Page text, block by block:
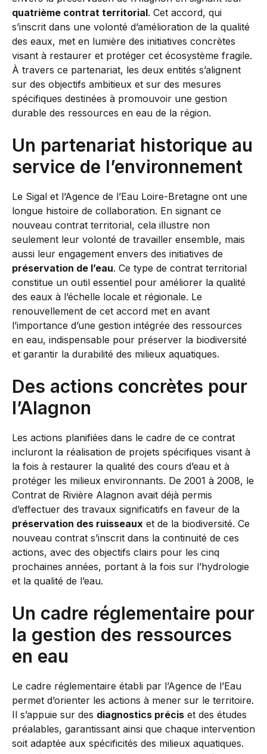
quatrième contrat territorial. Cet accord, qui
s’inscrit dans une volonté d’amélioration de la qualité
des eaux, met en lumière des initiatives concrètes
visant à restaurer et protéger cet écosystème fragile.
À travers ce partenariat, les deux entités s’alignent
sur des objectifs ambitieux et sur des mesures
spécifiques destinées à promouvoir une gestion
durable des ressources en eau de la région.
Un partenariat historique au
service de l’environnement
Le Sigal et l’Agence de l’Eau Loire-Bretagne ont une
longue histoire de collaboration. En signant ce
nouveau contrat territorial, cela illustre non
seulement leur volonté de travailler ensemble, mais
aussi leur engagement envers des initiatives de
préservation de l’eau. Ce type de contrat territorial
constitue un outil essentiel pour améliorer la qualité
des eaux à l’échelle locale et régionale. Le
renouvellement de cet accord met en avant
l’importance d’une gestion intégrée des ressources
en eau, indispensable pour préserver la biodiversité
et garantir la durabilité des milieux aquatiques.
Des actions concrètes pour
l’Alagnon
Les actions planifiées dans le cadre de ce contrat
incluront la réalisation de projets spécifiques visant à
la fois à restaurer la qualité des cours d’eau et à
protéger les milieux environnants. De 2001 à 2008, le
Contrat de Rivière Alagnon avait déjà permis
d’effectuer des travaux significatifs en faveur de la
préservation des ruisseaux et de la biodiversité. Ce
nouveau contrat s’inscrit dans la continuité de ces
actions, avec des objectifs clairs pour les cinq
prochaines années, portant à la fois sur l’hydrologie
et la qualité de l’eau.
Un cadre réglementaire pour
la gestion des ressources
en eau
Le cadre réglementaire établi par l’Agence de l’Eau
permet d’orienter les actions à mener sur le territoire.
Il s’appuie sur des diagnostics précis et des études
préalables, garantissant ainsi que chaque intervention
soit adaptée aux spécificités des milieux aquatiques.